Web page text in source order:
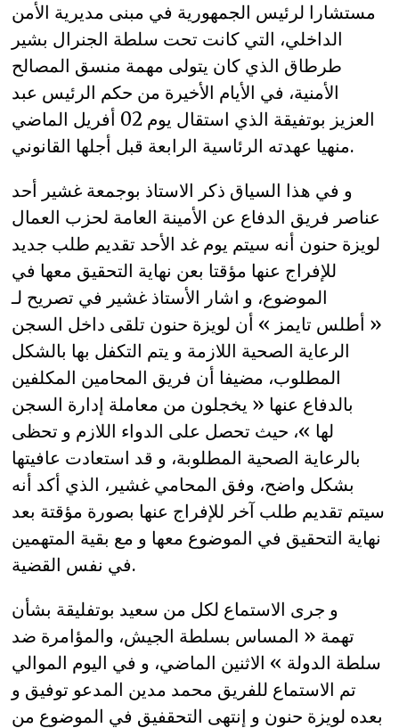
مستشارا لرئيس الجمهورية في مبنى مديرية الأمن
الداخلي، التي كانت تحت سلطة الجنرال بشير
طرطاق الذي كان يتولى مهمة منسق المصالح
الأمنية، في الأيام الأخيرة من حكم الرئيس عبد
العزيز بوتفيقة الذي استقال يوم 02 أفريل الماضي
منهيا عهدته الرئاسية الرابعة قبل أجلها القانوني.
و في هذا السياق ذكر الاستاذ بوجمعة غشير أحد
عناصر فريق الدفاع عن الأمينة العامة لحزب العمال
لويزة حنون أنه سيتم يوم غد الأحد تقديم طلب جديد
للإفراج عنها مؤقتا بعن نهاية التحقيق معها في
الموضوع، و اشار الأستاذ غشير في تصريح لـ
« أطلس تايمز » أن لويزة حنون تلقى داخل السجن
الرعاية الصحية اللازمة و يتم التكفل بها بالشكل
المطلوب، مضيفا أن فريق المحامين المكلفين
بالدفاع عنها « يخجلون من معاملة إدارة السجن
لها »، حيث تحصل على الدواء اللازم و تحظى
بالرعاية الصحية المطلوبة، و قد استعادت عافيتها
بشكل واضح، وفق المحامي غشير، الذي أكد أنه
سيتم تقديم طلب آخر للإفراج عنها بصورة مؤقتة بعد
نهاية التحقيق في الموضوع معها و مع بقية المتهمين
في نفس القضية.
و جرى الاستماع لكل من سعيد بوتفليقة بشأن
تهمة « المساس بسلطة الجيش، والمؤامرة ضد
سلطة الدولة » الاثنين الماضي، و في اليوم الموالي
تم الاستماع للفريق محمد مدين المدعو توفيق و
بعده لويزة حنون و إنتهى التحقفيق في الموضوع من